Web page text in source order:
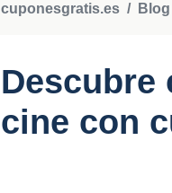
cuponesgratis.es Blog
Descubre
cine con